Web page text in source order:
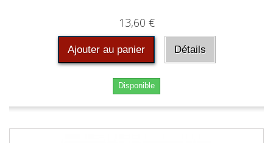
13,60 €
Ajouter au panier Détails
Disponible